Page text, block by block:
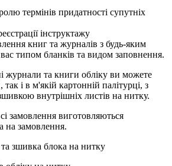
термінів придатності супутніх
інструктажу
книг та журналів з будь-яким
типом бланків та видом заповнення.
журнали та книги обліку ви можете
і в м'якій картонній палітурці, з
внутрішніх листів на нитку.
замовлення виготовляються
на замовлення.